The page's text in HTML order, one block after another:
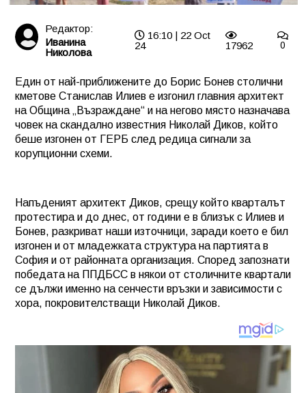
Редактор:
Иванина
Николова
16:10 | 22 Oct
24
17962 0
Един от най-приближените до Борис Бонев столични
кметове Станислав Илиев е изгонил главния архитект
на Община „Възраждане“ и на негово място назначава
човек на скандално известния Николай Диков, който
беше изгонен от ГЕРБ след редица сигнали за
корупционни схеми.
Напъденият архитект Диков, срещу който кварталът
протестира и до днес, от години е в близък с Илиев и
Бонев, разкриват наши източници, заради което е бил
изгонен и от младежката структура на партията в
София и от районната организация. Според запознати
победата на ППДБСС в някои от столичните квартали
се дължи именно на сенчести връзки и зависимости с
хора, покровителстващи Николай Диков.